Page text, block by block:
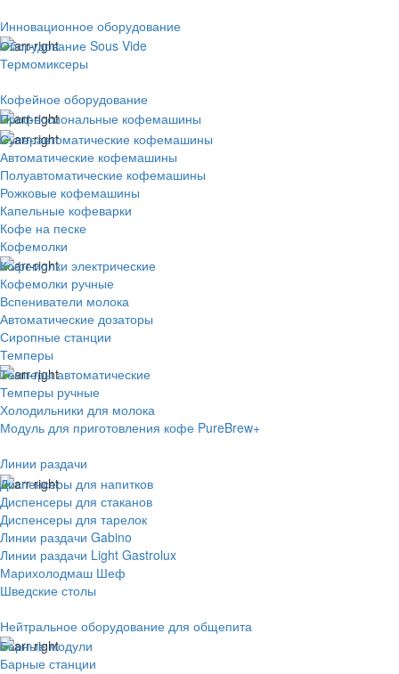
Инновационное оборудование
Оборудование Sous Vide
Термомиксеры
Кофейное оборудование
Профессиональные кофемашины
Суперавтоматические кофемашины
Автоматические кофемашины
Полуавтоматические кофемашины
Рожковые кофемашины
Капельные кофеварки
Кофе на песке
Кофемолки
Кофемолки электрические
Кофемолки ручные
Вспениватели молока
Автоматические дозаторы
Сиропные станции
Темперы
Темперы автоматические
Темперы ручные
Холодильники для молока
Модуль для приготовления кофе PureBrew+
Линии раздачи
Диспенсеры для напитков
Диспенсеры для стаканов
Диспенсеры для тарелок
Линии раздачи Gabino
Линии раздачи Light Gastrolux
Марихолодмаш Шеф
Шведские столы
Нейтральное оборудование для общепита
Барные модули
Барные станции